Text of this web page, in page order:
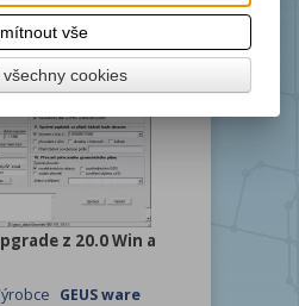
z 20.0 Win a
GEUS ware
vše
všechny cookies